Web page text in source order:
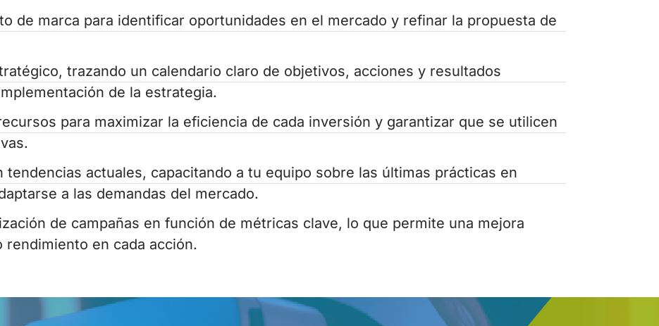
de marca para identificar oportunidades en el mercado y refinar la propuesta de
trazando un calendario claro de objetivos, acciones y resultados
de la estrategia.
para maximizar la eficiencia de cada inversión y garantizar que se utilicen
tendencias actuales, capacitando a tu equipo sobre las últimas prácticas en
a las demandas del mercado.
de campañas en función de métricas clave, lo que permite una mejora
en cada acción.